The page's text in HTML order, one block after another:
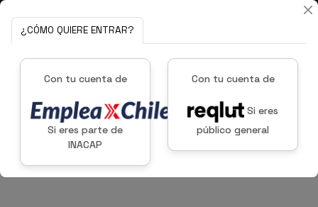
¿CÓMO QUIERE ENTRAR?
Con tu cuenta de
Si eres parte de
INACAP
Con tu cuenta de
Si eres
público general